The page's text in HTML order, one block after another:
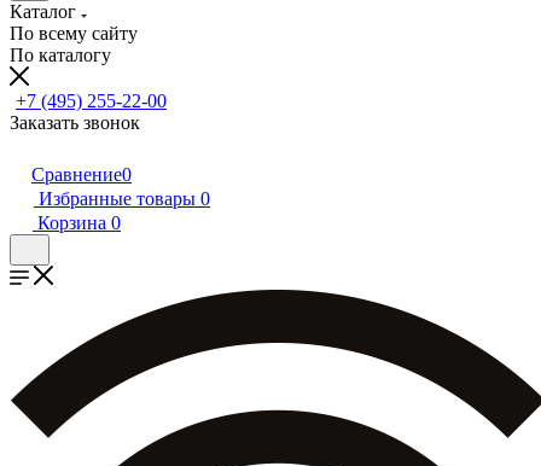
Каталог
По всему сайту
По каталогу
+7 (495) 255-22-00
Заказать звонок
Сравнение0
Избранные товары 0
Корзина 0